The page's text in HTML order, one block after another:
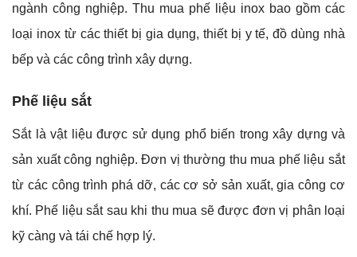
ngành công nghiệp. Thu mua phế liệu inox bao gồm các
loại inox từ các thiết bị gia dụng, thiết bị y tế, đồ dùng nhà
bếp và các công trình xây dựng.
Phế liệu sắt
Sắt là vật liệu được sử dụng phổ biến trong xây dựng và
sản xuất công nghiệp. Đơn vị thường thu mua phế liệu sắt
từ các công trình phá dỡ, các cơ sở sản xuất, gia công cơ
khí. Phế liệu sắt sau khi thu mua sẽ được đơn vị phân loại
kỹ càng và tái chế hợp lý.